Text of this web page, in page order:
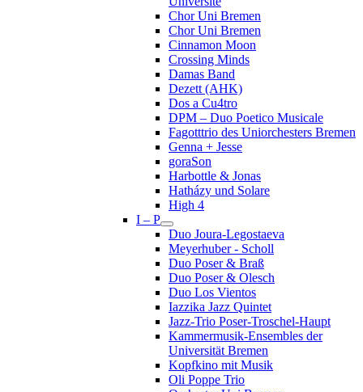
Chor Uni Bremen
Chor Uni Bremen
Cinnamon Moon
Crossing Minds
Damas Band
Dezett (AHK)
Dos a Cu4tro
DPM – Duo Poetico Musicale
Fagotttrio des Uniorchesters Bremen
Genna + Jesse
goraSon
Harbottle & Jonas
Hatházy und Solare
High 4
I – P
Duo Joura-Legostaeva
Meyerhuber - Scholl
Duo Poser & Braß
Duo Poser & Olesch
Duo Los Vientos
Iazzika Jazz Quintet
Jazz-Trio Poser-Troschel-Haupt
Kammermusik-Ensembles der
Universität Bremen
Kopfkino mit Musik
Oli Poppe Trio